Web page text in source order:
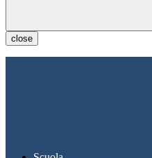
close